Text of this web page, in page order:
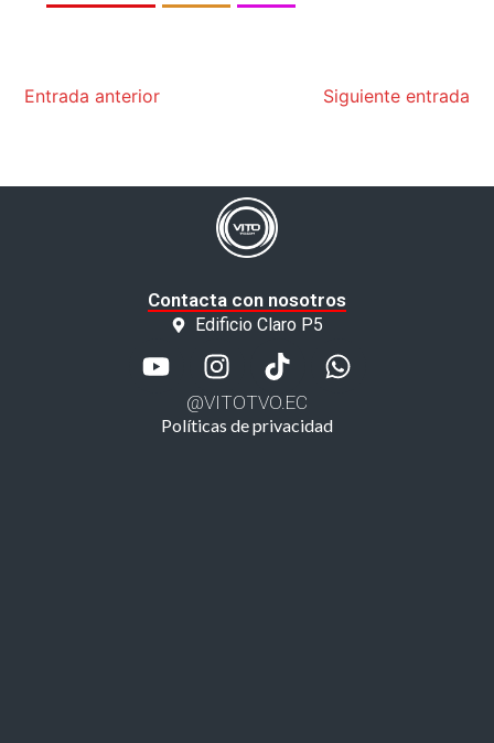
Entrada anterior Siguiente entrada
Contacta con nosotros
Edificio Claro P5
@VITOTVO.EC
Políticas de privacidad